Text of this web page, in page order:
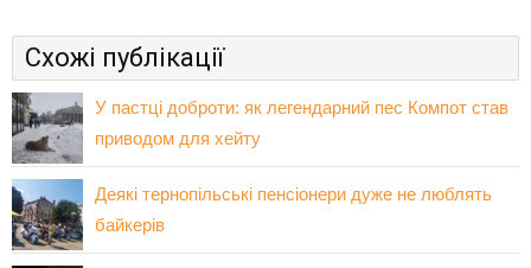
Схожі публікації
У пастці доброти: як легендарний пес Компот став
приводом для хейту
Деякі тернопільські пенсіонери дуже не люблять
байкерів